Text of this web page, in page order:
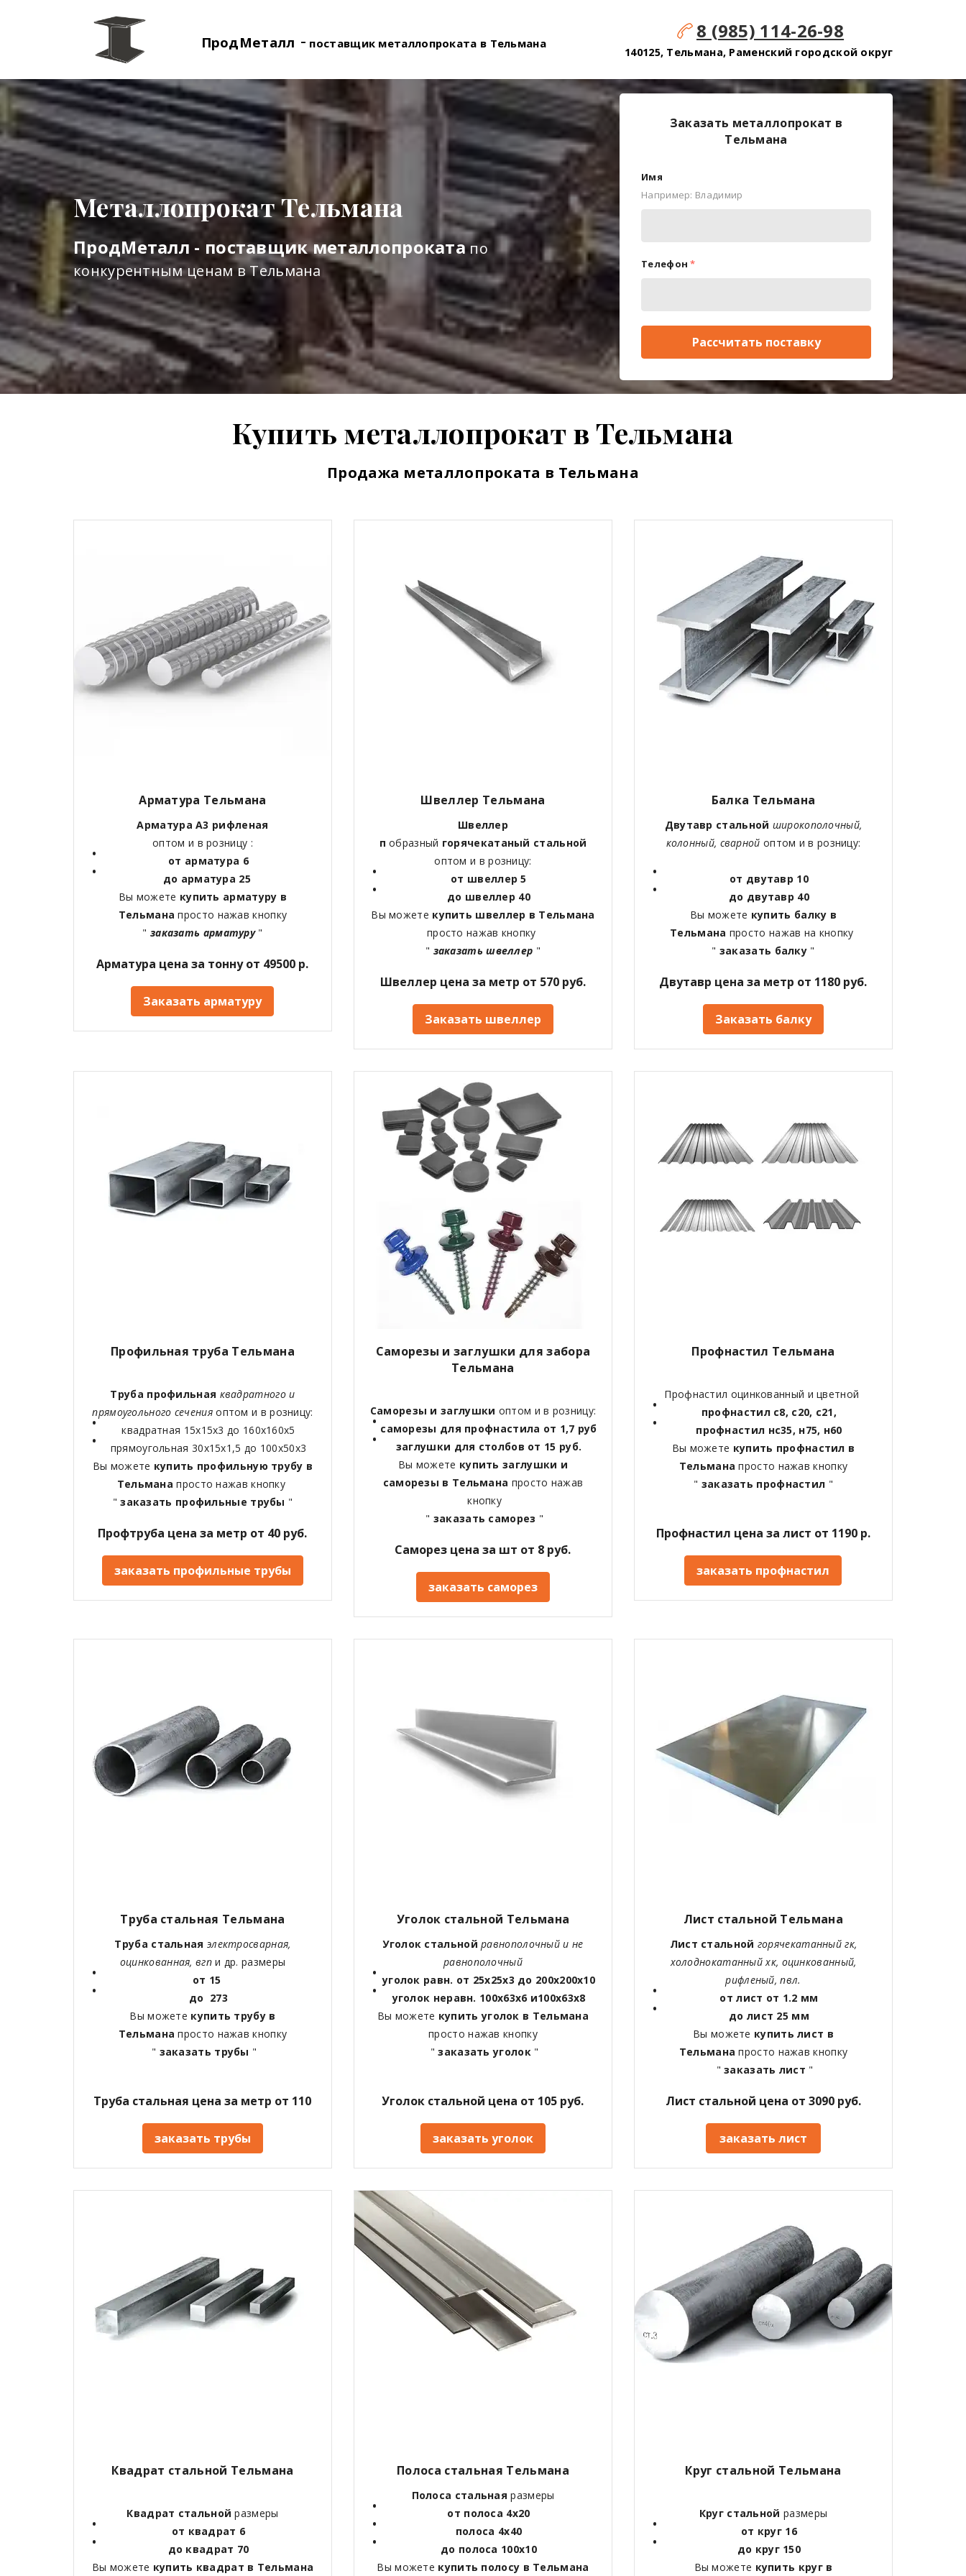
ПродМеталл - поставщик металлопроката в Тельмана
8 (985) 114-26-98
140125, Тельмана, Раменский городской округ
Металлопрокат Тельмана
ПродМеталл - поставщик металлопрокатапо
конкурентным ценам в Тельмана
Заказать металлопрокат в
Тельмана
Имя
Например: Владимир
Телефон *
Рассчитать поставку
Купить металлопрокат в Тельмана
Продажа металлопроката в Тельмана
Арматура Тельмана
Арматура А3 рифленая
оптом и в розницу :
от арматура 6
до арматура 25
Вы можете купить арматуру в
Тельманапросто нажав кнопку
" заказать арматуру"
Арматура цена за тонну от 49500 р.
Заказать арматуру
Швеллер Тельмана
Швеллер
побразный горячекатаный стальной
оптом и в розницу:
от швеллер 5
до швеллер 40
Вы можете купить швеллер в Тельмана
просто нажав кнопку
" заказать швеллер "
Швеллер цена за метр от 570 руб.
Заказать швеллер
Балка Тельмана
Двутавр стальной широкополочный,
колонный, сварной оптом и в розницу:
от двутавр 10
до двутавр 40
Вы можете купить балку в
Тельмана просто нажав на кнопку
" заказать балку "
Двутавр цена за метр от 1180 руб.
Заказать балку
Профильная труба Тельмана
Труба профильная квадратного и
прямоугольного сеченияоптом и в розницу:
квадратная 15х15х3 до 160х160х5
прямоугольная 30х15х1,5 до 100х50х3
Вы можете купить профильную трубу в
Тельманапросто нажав кнопку
"заказать профильные трубы "
Профтруба цена за метр от 40 руб.
заказать профильные трубы
Саморезы и заглушки для забора
Тельмана
Саморезы и заглушки оптом и в розницу:
саморезы для профнастила от 1,7 руб
заглушки для столбов от 15 руб.
Вы можете купить заглушки и
саморезы в Тельмана просто нажав
кнопку
" заказать саморез "
Саморез цена за шт от 8 руб.
заказать саморез
Профнастил Тельмана
Профнастил оцинкованный и цветной
профнастил с8, с20, с21,
профнастил нс35, н75, н60
Вы можете купить профнастил в
Тельманапросто нажав кнопку
" заказать профнастил "
Профнастил цена за лист от 1190 р.
заказать профнастил
Труба стальная Тельмана
Труба стальная электросварная,
оцинкованная, вгпи др. размеры
от 15
до 273
Вы можете купить трубу в
Тельманапросто нажав кнопку
" заказать трубы "
Труба стальная цена за метр от 110
заказать трубы
Уголок стальной Тельмана
Уголок стальной равнополочный и не
равнополочный
уголок равн. от 25х25х3 до 200х200х10
уголок неравн. 100х63х6 и100х63х8
Вы можете купить уголок в Тельмана
просто нажав кнопку
" заказать уголок"
Уголок стальной цена от 105 руб.
заказать уголок
Лист стальной Тельмана
Лист стальной горячекатанный гк,
холоднокатанный хк, оцинкованный,
рифленый, пвл.
от лист от 1.2 мм
до лист 25 мм
Вы можете купить лист в
Тельманапросто нажав кнопку
"заказать лист "
Лист стальной цена от 3090 руб.
заказать лист
Квадрат стальной Тельмана
Квадрат стальной размеры
от квадрат 6
до квадрат 70
Вы можете купить квадрат в Тельмана
Полоса стальная Тельмана
Полоса стальная размеры
от полоса 4х20
полоса 4х40
до полоса 100х10
Вы можете купить полосу в Тельмана
Круг стальной Тельмана
Круг стальной размеры
от круг 16
до круг 150
Вы можете купить круг в